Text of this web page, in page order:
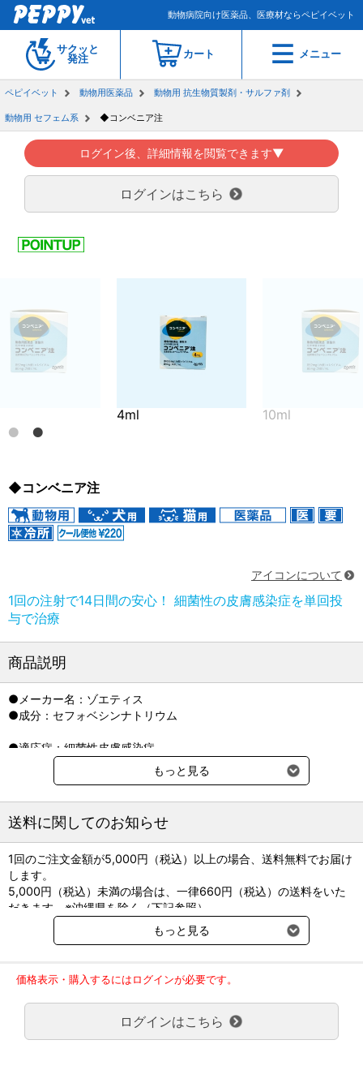
動物病院向け医薬品、医療材ならペピイベット
サクッと
発注
カート メニュー
ペピイベット 動物用医薬品 動物用 抗生物質製剤・サルファ剤
動物用 セフェム系 ◆コンベニア注
ログイン後、詳細情報を閲覧できます▼
ログインはこちら
◆コンベニア注
アイコンについて
1回の注射で14日間の安心！ 細菌性の皮膚感染症を単回投
与で治療
商品説明
●メーカー名：ゾエティス
●成分：セフォベシンナトリウム
●適応症：細菌性皮膚感染症
※別途クール便送料220円（税込）をご請求させていただきます。
もっと見る
送料に関してのお知らせ
1回のご注文金額が5,000円（税込）以上の場合、送料無料でお届け
します。
5,000円（税込）未満の場合は、一律660円（税込）の送料をいた
だきます。※沖縄県を除く（下記参照）
※2017年11月14日（火）より沖縄県へのお届けにつきましては、1
回のご注文金額（税込）が、30,000円以上で配送無料となります。
ご了承のほどよろしくお願い致します。
弊社都合でお届けが２回以上に分かれる場合の送料負担は、１回分
のみで新たな送料は発生しません。
大型商品送料が必要な商品をご注文の場合は、大型商品送料のみご
負担頂きます。
もっと見る
価格表示・購入するにはログインが必要です。
ログインはこちら